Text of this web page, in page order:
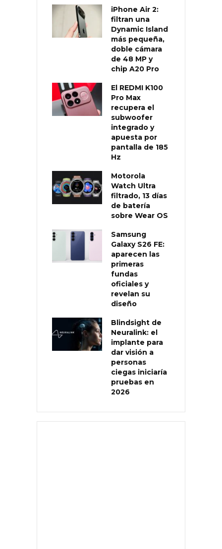
iPhone Air 2:
filtran una
Dynamic Island
más pequeña,
doble cámara
de 48 MP y
chip A20 Pro
El REDMI K100
Pro Max
recupera el
subwoofer
integrado y
apuesta por
pantalla de 185
Hz
Motorola
Watch Ultra
filtrado, 13 días
de batería
sobre Wear OS
Samsung
Galaxy S26 FE:
aparecen las
primeras
fundas
oficiales y
revelan su
diseño
Blindsight de
Neuralink: el
implante para
dar visión a
personas
ciegas iniciaría
pruebas en
2026